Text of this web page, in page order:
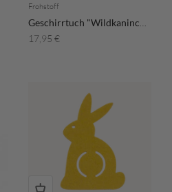
Frohstoff
Angebot
17,95 €